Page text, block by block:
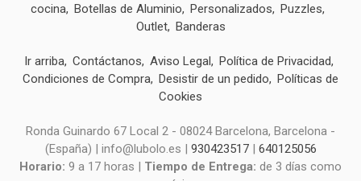
cocina Botellas de Aluminio Personalizados
Puzzles
Outlet Banderas
Ir arriba Contáctanos Aviso Legal
Política de Privacidad
Condiciones de Compra Desistir de un pedido
Políticas de
Cookies
Ronda Guinardo 67 Local 2 - 08024 Barcelona, Barcelona -
(España) | info@lubolo.es | 930423517| 640125056
Horario: 9 a 17 horas | Tiempo de Entrega: de 3 días como